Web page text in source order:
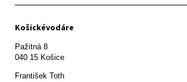
Košickévodáre
Pažitná 8
František Toth